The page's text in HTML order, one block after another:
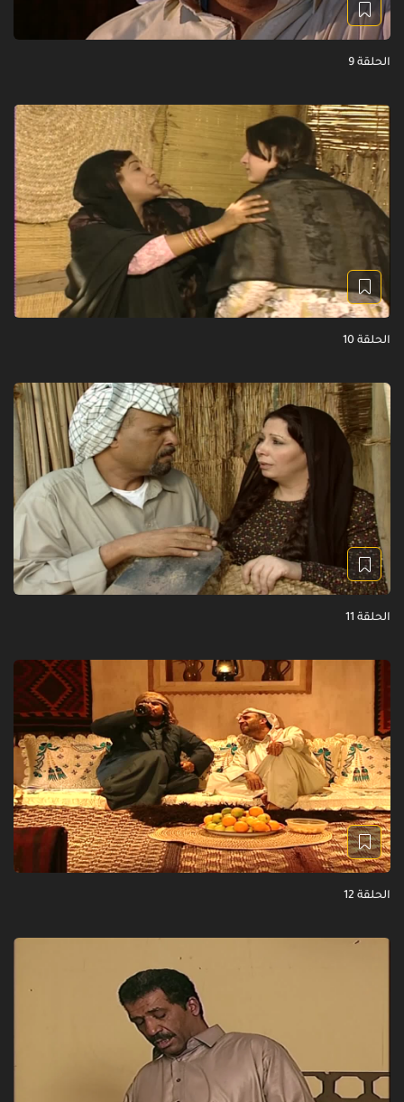
الحلقة 9
الحلقة 10
الحلقة 11
الحلقة 12